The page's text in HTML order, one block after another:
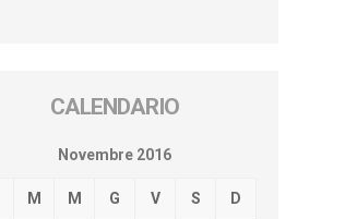
CALENDARIO
Novembre 2016
M M G V S D